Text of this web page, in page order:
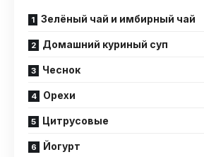
Зелёный чай и имбирный чай
Домашний куриный суп
Чеснок
Орехи
Цитрусовые
Йогурт